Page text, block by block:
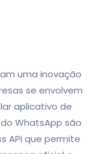
uma inovação
se envolvem
aplicativo de
WhatsApp são
API que permite